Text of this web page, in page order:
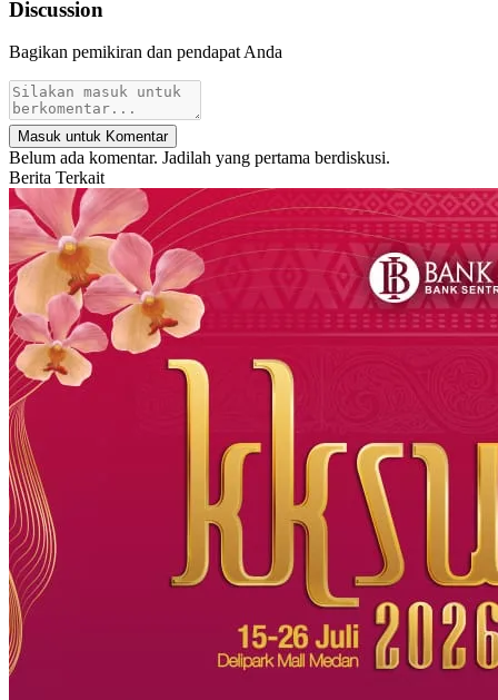
Discussion
Bagikan pemikiran dan pendapat Anda
Masuk untuk Komentar
Belum ada komentar. Jadilah yang pertama berdiskusi.
Berita Terkait